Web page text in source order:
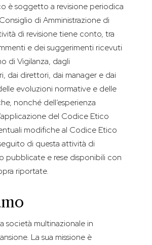
è soggetto a revisione periodica
di Amministrazione di
di revisione tiene conto, tra
e dei suggerimenti ricevuti
di Vigilanza, dagli
dai direttori, dai manager e dai
evoluzioni normative e delle
nonché dell’esperienza
del Codice Etico
modifiche al Codice Etico
di questa attività di
pubblicate e rese disponibili con
riportate.
società multinazionale in
La sua missione è